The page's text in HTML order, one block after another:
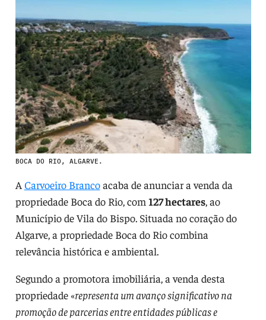
BOCA DO RIO, ALGARVE.
A Carvoeiro Brancoacaba de anunciar a venda da
propriedade Boca do Rio, com 127 hectares, ao
Município de Vila do Bispo. Situada no coração do
Algarve, a propriedade Boca do Rio combina
relevância histórica e ambiental.
Segundo a promotora imobiliária, a venda desta
propriedade «representa um avanço significativo na
promoção de parcerias entre entidades públicas e